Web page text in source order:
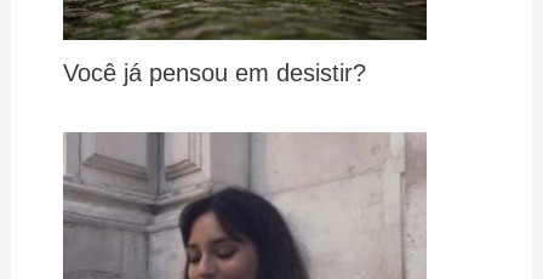
Você já pensou em desistir?